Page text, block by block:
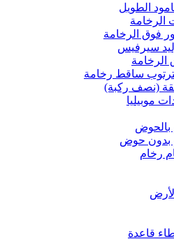
الطويل
الرخامة
فوق الرخامة
سيرفيس
الرخامة
ساقط رخامة
(نصف ركبة)
موبيليا
بالحوض
بدون حوض
رخام
قاعدة